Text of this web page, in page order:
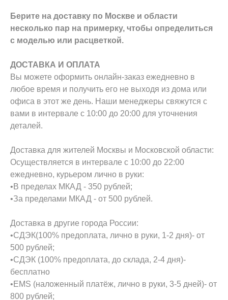
Берите на доставку по Москве и области
несколько пар на примерку, чтобы определиться
с моделью или расцветкой.
ДОСТАВКА И ОПЛАТА
Вы можете оформить онлайн-заказ ежедневно в
любое время и получить его не выходя из дома или
офиса в этот же день. Наши менеджеры свяжутся с
вами в интервале с 10:00 до 20:00 для уточнения
деталей.
Доставка для жителей Москвы и Московской области:
Осуществляется в интервале с 10:00 до 22:00
ежедневно, курьером лично в руки:
•В пределах МКАД - 350 рублей;
•За пределами МКАД - от 500 рублей.
Доставка в другие города России:
•СДЭК(100% предоплата, лично в руки, 1-2 дня)- от
500 рублей;
•СДЭК (100% предоплата, до склада, 2-4 дня)-
бесплатно
•EMS (наложенный платёж, лично в руки, 3-5 дней)- от
800 рублей;